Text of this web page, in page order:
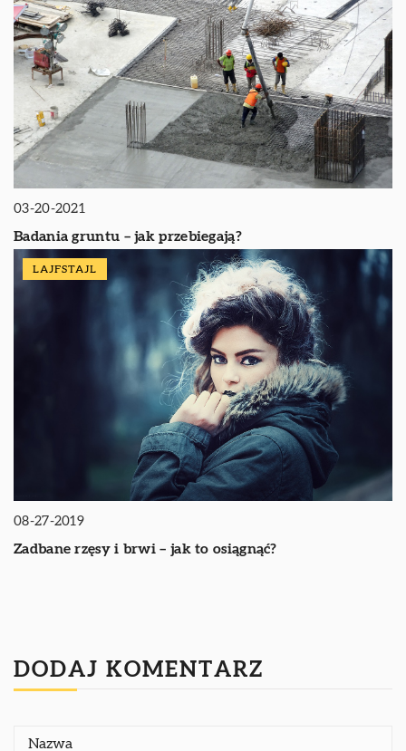
03-20-2021
Badania gruntu – jak przebiegają?
LAJFSTAJL
08-27-2019
Zadbane rzęsy i brwi – jak to osiągnąć?
DODAJ KOMENTARZ